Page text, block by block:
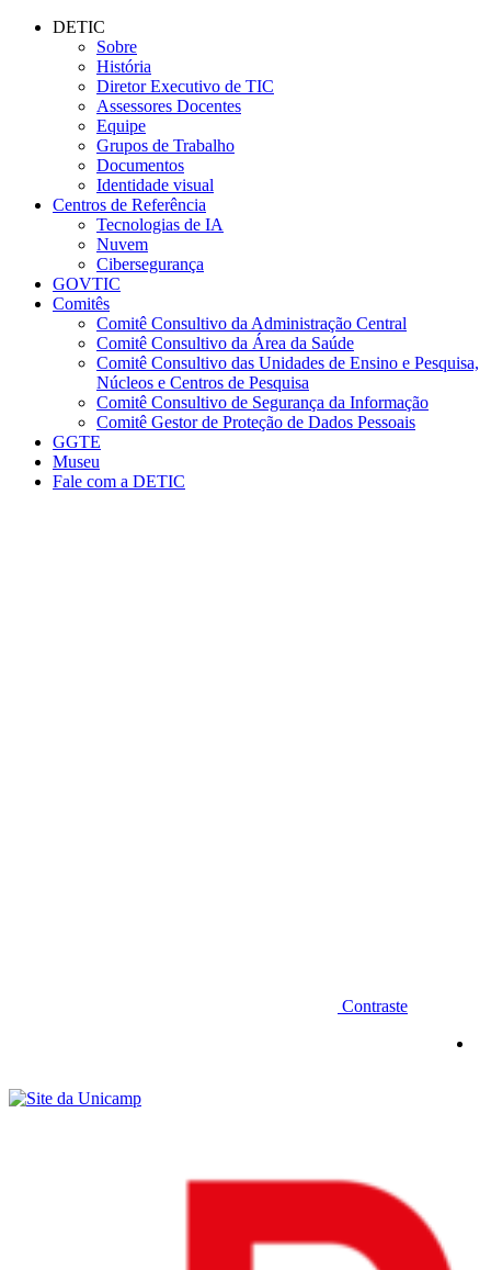
Conteúdo principal
DETIC
Sobre
História
Diretor Executivo de TIC
Assessores Docentes
Equipe
Grupos de Trabalho
Documentos
Identidade visual
Centros de Referência
Tecnologias de IA
Nuvem
Cibersegurança
GOVTIC
Comitês
Comitê Consultivo da Administração Central
Comitê Consultivo da Área da Saúde
Comitê Consultivo das Unidades de Ensino e Pesquisa,
Núcleos e Centros de Pesquisa
Comitê Consultivo de Segurança da Informação
Comitê Gestor de Proteção de Dados Pessoais
GGTE
Museu
Fale com a DETIC
Contraste